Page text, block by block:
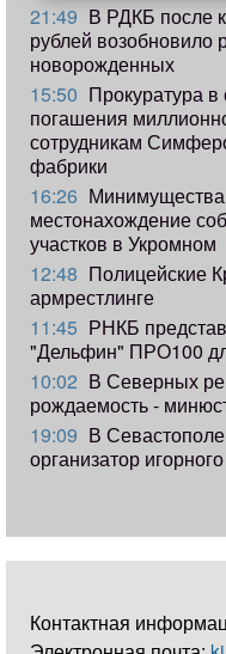
21:49 В РДКБ после
рублей возобновило
новорожденных
15:50 Прокуратура
погашения
сотрудникам
фабрики
16:26 Минимущества
местонахождение
участков в Укромном
12:48 Полицейские
армрестлинге
11:45 РНКБ
"Дельфин" ПРО100
10:02 В Северных
рождаемость -
19:09 В
организатор
Контактная